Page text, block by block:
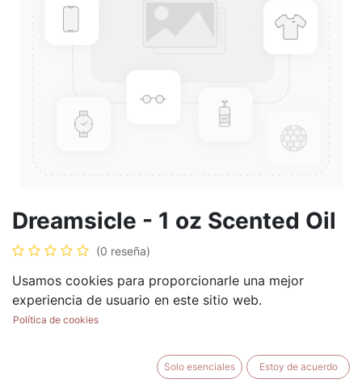
Dreamsicle - 1 oz Scented Oil
(0 reseña)
$5.99
AÑADIR AL CARRITO BUY NOW
Usamos cookies para proporcionarle una mejor
experiencia de usuario en este sitio web.
Política de cookies
Solo esenciales Estoy de acuerdo